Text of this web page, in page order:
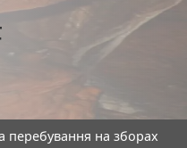
перебування на зборах